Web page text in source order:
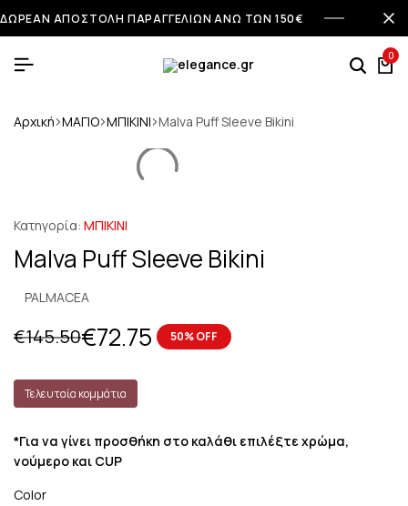
ΔΩΡΕΑΝ ΑΠΟΣΤΟΛΗ ΠΑΡΑΓΓΕΛΙΩΝ ΑΝΩ ΤΩΝ 150€
0
Αρχική ΜΑΓΙΟ ΜΠΙΚΙΝΙ Malva Puff Sleeve Bikini
Κατηγορία: ΜΠΙΚΙΝΙ
Malva Puff Sleeve Bikini
PALMACEA
€145.50€72.75 50% OFF
Τελευταία κομμάτια
*Για να γίνει προσθήκη στο καλάθι επιλέξτε χρώμα,
νούμερο και CUP
Color